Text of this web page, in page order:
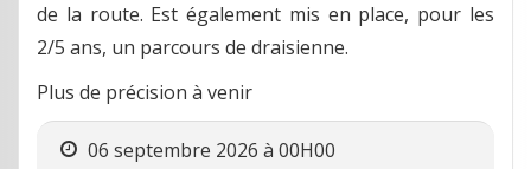
de la route. Est également mis en place, pour les
2/5 ans, un parcours de draisienne.
Plus de précision à venir
06 septembre 2026 à 00H00